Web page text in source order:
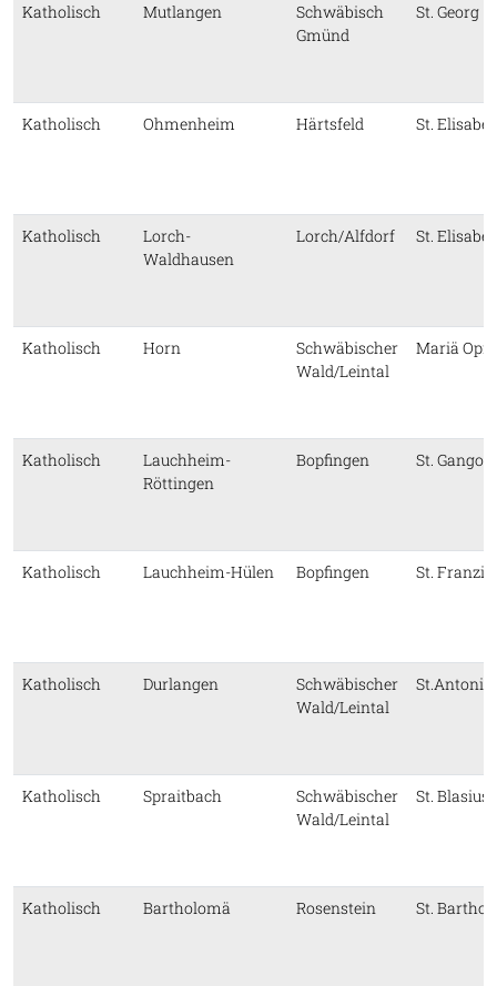
Katholisch Mutlangen
Schwäbisch
Gmünd
St. Georg
Katholisch Ohmenheim Härtsfeld St.
Katholisch
Lorch-
Waldhausen
Lorch/Alfdorf St.
Katholisch Horn
Schwäbischer
Wald/Leintal
Mariä
Katholisch
Lauchheim-
Röttingen
Bopfingen St. Gangolf
Katholisch Lauchheim-Hülen Bopfingen St.
Katholisch Durlangen
Schwäbischer
Wald/Leintal
Katholisch Spraitbach
Schwäbischer
Wald/Leintal
St. Blasius
Katholisch Bartholomä Rosenstein St.